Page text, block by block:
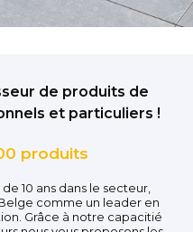
de produits de
et particuliers !
produits
10 ans dans le secteur,
comme un leader en
Grâce à notre capacitié